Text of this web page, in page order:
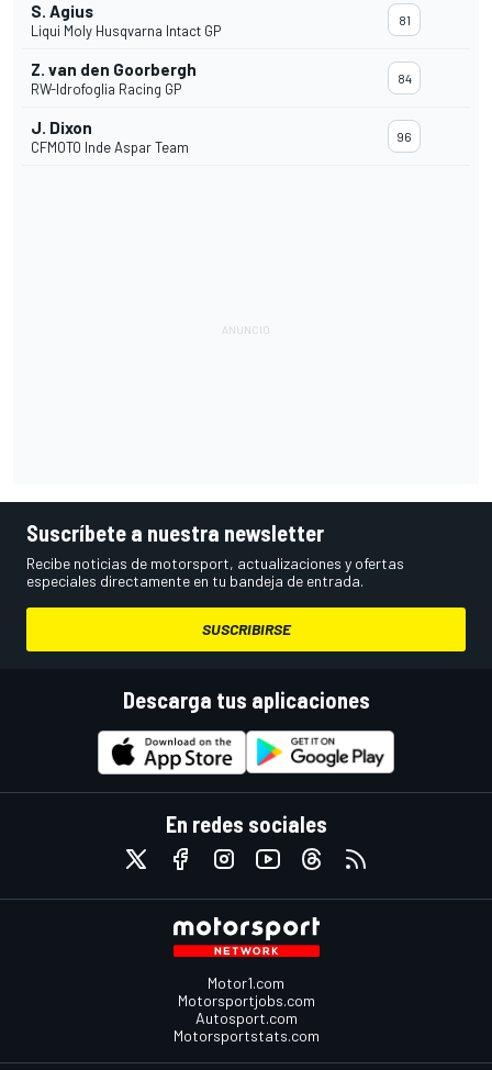
S. Agius
Liqui Moly Husqvarna Intact GP
81
Z. van den Goorbergh
RW-Idrofoglia Racing GP
84
J. Dixon
CFMOTO Inde Aspar Team
96
Suscríbete a nuestra newsletter
Recibe noticias de motorsport, actualizaciones y ofertas
especiales directamente en tu bandeja de entrada.
SUSCRIBIRSE
Descarga tus aplicaciones
En redes sociales
Motor1.com
Motorsportjobs.com
Autosport.com
Motorsportstats.com